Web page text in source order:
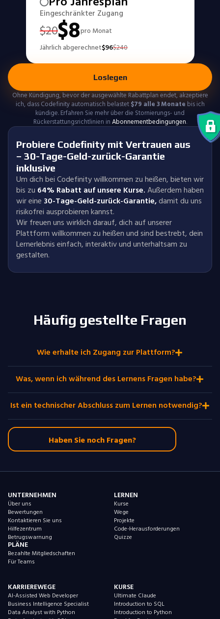
Eingeschränkter Zugang
$20$8pro Monat
Jährlich abgerechnet$96$240
Loslegen
Ohne Kündigung, bevor der ausgewählte Rabattplan endet, akzeptiere
ich, dass Codefinity automatisch belastet $79 alle 3 Monate bis ich
kündige. Erfahren Sie mehr über die Stornierungs- und
Rückerstattungsrichtlinien inAbonnementbedingungen.
Probiere Codefinity mit Vertrauen aus
– 30-Tage-Geld-zurück-Garantie
inklusive
Um dich bei Codefinity willkommen zu heißen, bieten wir
bis zu 64% Rabatt auf unsere Kurse.Außerdem haben
wir eine 30-Tage-Geld-zurück-Garantie,damit du uns
risikofrei ausprobieren kannst.
Wir freuen uns wirklich darauf, dich auf unserer
Plattform willkommen zu heißen und sind bestrebt, dein
Lernerlebnis einfach, interaktiv und unterhaltsam zu
gestalten.
Häufig gestellte Fragen
Wie erhalte ich Zugang zur Plattform?
Was, wenn ich während des Lernens Fragen habe?
Ist ein technischer Abschluss zum Lernen notwendig?
Haben Sie noch Fragen?
UNTERNEHMEN
Über uns
Bewertungen
Kontaktieren Sie uns
Hilfezentrum
Betrugswarnung
PLÄNE
Bezahlte Mitgliedschaften
Für Teams
LERNEN
Kurse
Wege
Projekte
Code-Herausforderungen
Quizze
KARRIEREWEGE
AI-Assisted Web Developer
Business Intelligence Specialist
Data Analyst with Python
KURSE
Ultimate Claude
Introduction to SQL
Introduction to Python